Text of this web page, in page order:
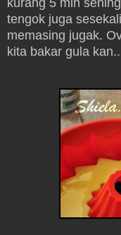
tengok juga
memasing jugak.
kita bakar gula